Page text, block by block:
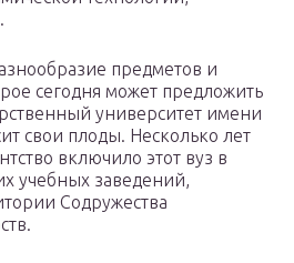
предметов и
сегодня может предложить
университет имени
свои плоды. Несколько лет
включило этот вуз в
учебных заведений,
Содружества